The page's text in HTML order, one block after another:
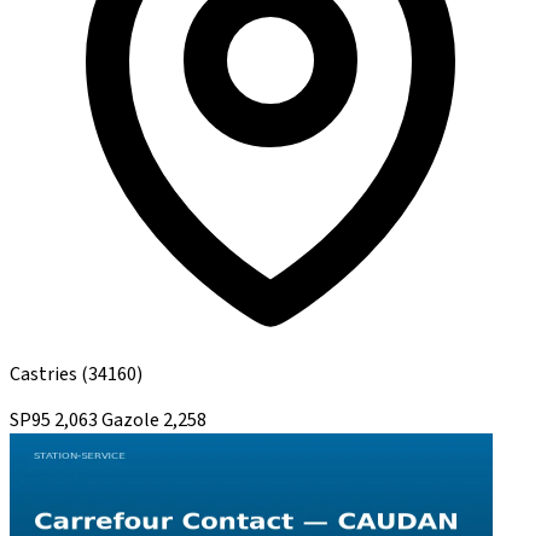
Castries (34160)
SP95 2,063Gazole 2,258